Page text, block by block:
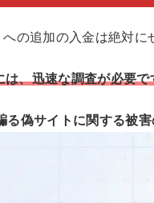
の追加の入金は絶対に
、迅速な調査が必要で
偽サイトに関する被